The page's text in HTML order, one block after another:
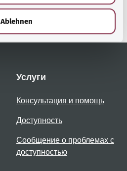
Ablehnen
министерство
Услуги
Консультация и помощь
Доступность
Сообщение о проблемах с
доступностью